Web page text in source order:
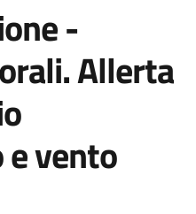
-
Allerta
vento